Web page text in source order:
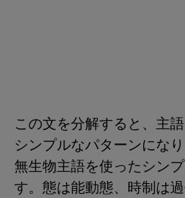
この文を分解すると、主
シンプルなパターンにな
無生物主語を使ったシン
す。態は能動態、時制は